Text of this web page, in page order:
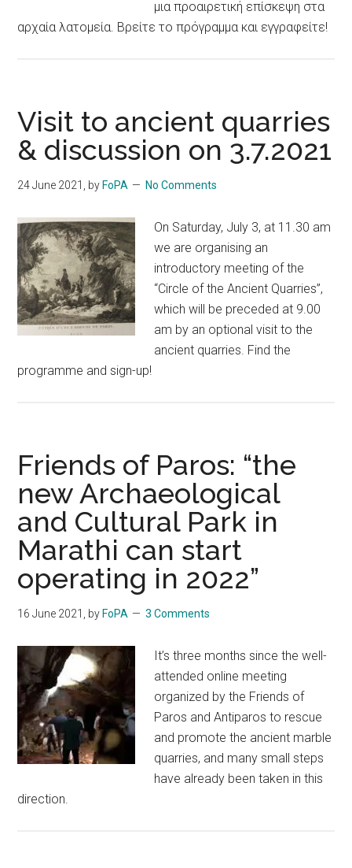
μια προαιρετική επίσκεψη στα
αρχαία λατομεία. Βρείτε το πρόγραμμα και εγγραφείτε!
Visit to ancient quarries
& discussion on 3.7.2021
24 June 2021 , by FoPA No Comments
On Saturday, July 3, at 11.30 am
we are organising an
introductory meeting of the
“Circle of the Ancient Quarries”,
which will be preceded at 9.00
am by an optional visit to the
ancient quarries. Find the
programme and sign-up!
Friends of Paros: “the
new Archaeological
and Cultural Park in
Marathi can start
operating in 2022”
16 June 2021 , by FoPA 3 Comments
It’s three months since the well-
attended online meeting
organized by the Friends of
Paros and Antiparos to rescue
and promote the ancient marble
quarries, and many small steps
have already been taken in this
direction.